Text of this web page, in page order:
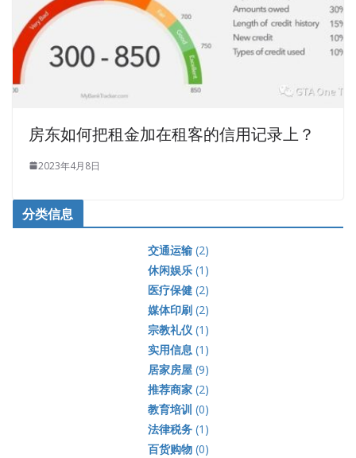
房东如何把租金加在租客的信用记录上？
2023年4月8日
分类信息
交通运输(2)
休闲娱乐(1)
医疗保健(2)
媒体印刷(2)
宗教礼仪(1)
实用信息 (1)
居家房屋(9)
推荐商家(2)
教育培训 (0)
法律税务(1)
百货购物(0)